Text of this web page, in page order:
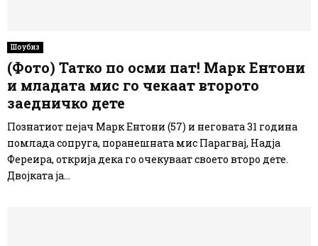
Шоубиз
(Фото) Татко по осми пат! Марк Ентони
и младата мис го чекаат второто
заедничко дете
Познатиот пејач Марк Ентони (57) и неговата 31 година
помлада сопруга, поранешната мис Парагвај, Надја
Фереира, открија дека го очекуваат своето второ дете.
Двојката ја...